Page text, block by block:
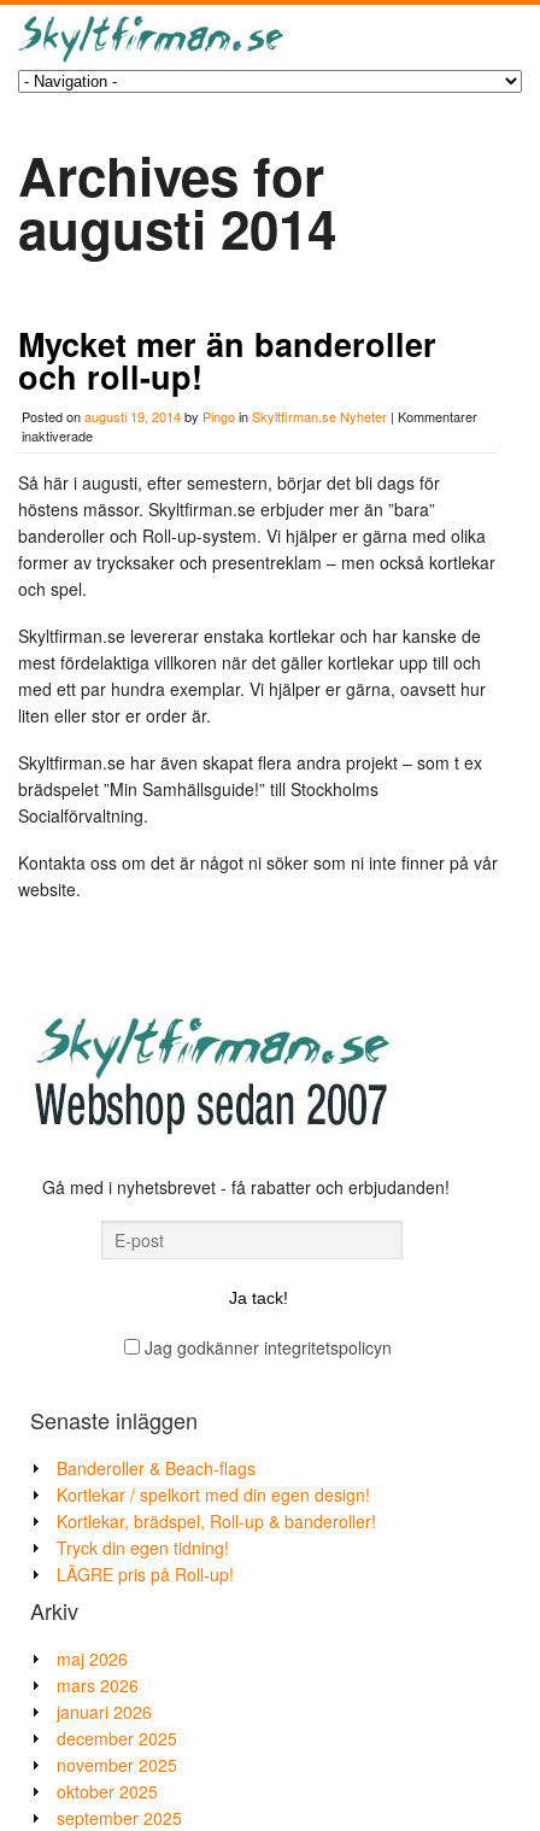
Archives for
augusti 2014
Mycket mer än banderoller
och roll-up!
Posted onaugusti 19, 2014by PingoinSkyltfirman.se Nyheter | Kommentarer
inaktiveradeför
än
banderoller
och
up!
Så här i augusti, efter semestern, börjar det bli dags för
höstens mässor. Skyltfirman.se erbjuder mer än ”bara”
banderoller och Roll-up-system. Vi hjälper er gärna med olika
former av trycksaker och presentreklam – men också kortlekar
och spel.
Skyltfirman.se levererar enstaka kortlekar och har kanske de
mest fördelaktiga villkoren när det gäller kortlekar upp till och
med ett par hundra exemplar. Vi hjälper er gärna, oavsett hur
liten eller stor er order är.
Skyltfirman.se har även skapat flera andra projekt – som t ex
brädspelet ”Min Samhällsguide!” till Stockholms
Socialförvaltning.
Kontakta oss om det är något ni söker som ni inte finner på vår
website.
Gå med i nyhetsbrevet - få rabatter och erbjudanden!
Jag godkänner integritetspolicyn
Senaste inläggen
Banderoller & Beach-flags
Kortlekar / spelkort med din egen design!
Kortlekar, brädspel, Roll-up & banderoller!
Tryck din egen tidning!
LÄGRE pris på Roll-up!
Arkiv
maj 2026
mars 2026
januari 2026
december 2025
november 2025
oktober 2025
september 2025